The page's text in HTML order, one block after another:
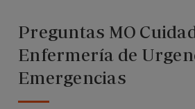
Preguntas MO
Enfermería de
Emergencias